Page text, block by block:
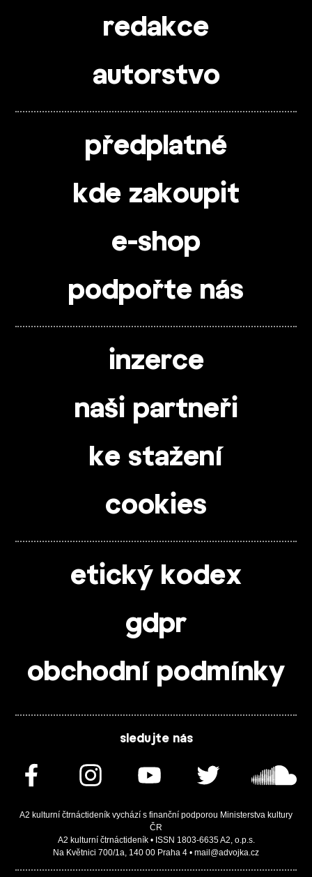
redakce
autorstvo
předplatné
kde zakoupit
e-shop
podpořte nás
inzerce
naši partneři
ke stažení
cookies
etický kodex
gdpr
obchodní podmínky
sledujte nás
A2 kulturní čtrnáctideník vychází s finanční podporou Ministerstva kultury
ČR
A2 kulturní čtrnáctideník • ISSN 1803-6635 A2, o.p.s.
Na Květnici 700/1a, 140 00 Praha 4 • mail@advojka.cz